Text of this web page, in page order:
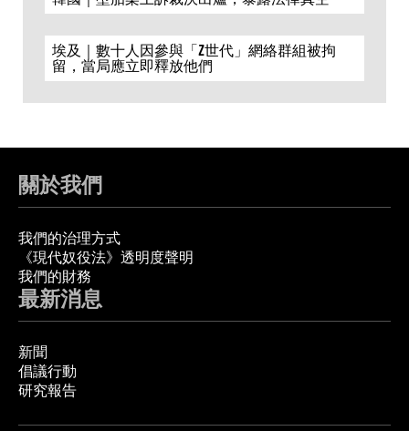
埃及｜數十人因參與「Z世代」網絡群組被拘
留，當局應立即釋放他們
關於我們
我們的治理方式
《現代奴役法》透明度聲明
我們的財務
最新消息
新聞
倡議行動
研究報告